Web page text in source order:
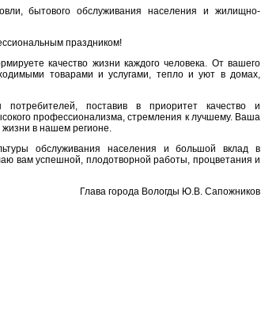
бытового обслуживания населения и жилищно-
праздником!
качество жизни каждого человека. От вашего
товарами и услугами, тепло и уют в домах,
поставив в приоритет качество и
профессионализма, стремления к лучшему. Ваша
жизни в нашем регионе.
обслуживания населения и большой вклад в
вам успешной, плодотворной работы, процветания и
Глава города Вологды Ю.В. Сапожников